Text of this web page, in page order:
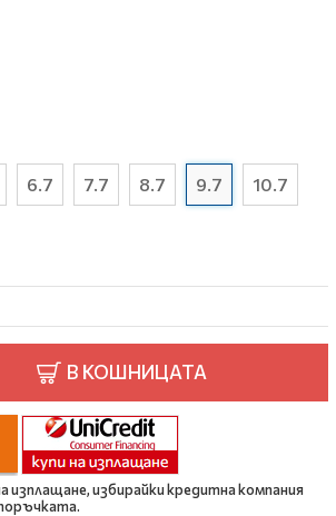
6.7 7.7 8.7 9.7 10.7
В КОШНИЦАТА
изплащане, избирайки кредитна компания